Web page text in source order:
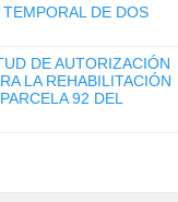
DE DOS
DE AUTORIZACIÓN
LA REHABILITACIÓN
92 DEL